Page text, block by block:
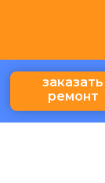
заказать
ремонт